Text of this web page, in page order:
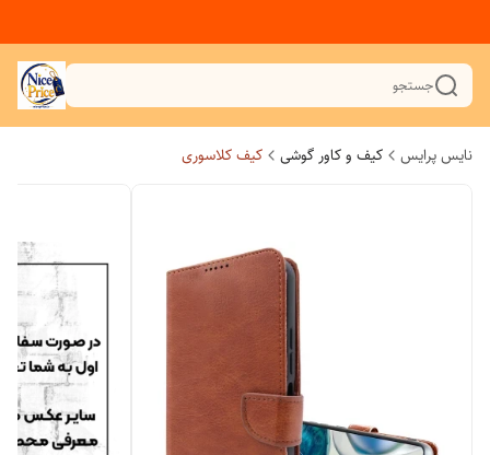
جستجو
نایس پرایس کیف و کاور گوشی کیف کلاسوری